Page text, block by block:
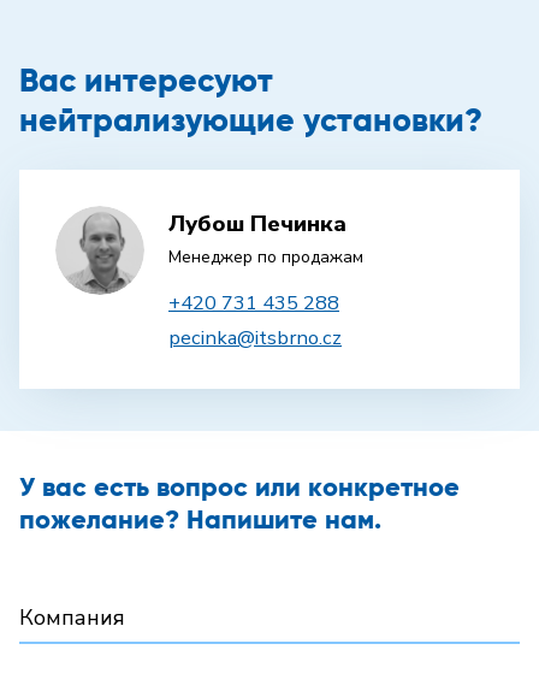
Вас интересуют
нейтрализующие установки?
Лубош Печинка
Менеджер по продажам
+420 731 435 288
pecinka@itsbrno.cz
У вас есть вопрос или конкретное
пожелание? Напишите нам.
Компания